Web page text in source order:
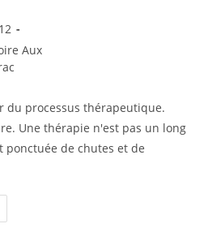
Aux
du processus thérapeutique.
Une thérapie n'est pas un long
ponctuée de chutes et de